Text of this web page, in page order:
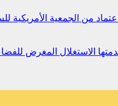
من الجمعية الأمريكية
الاستغلال المغرض